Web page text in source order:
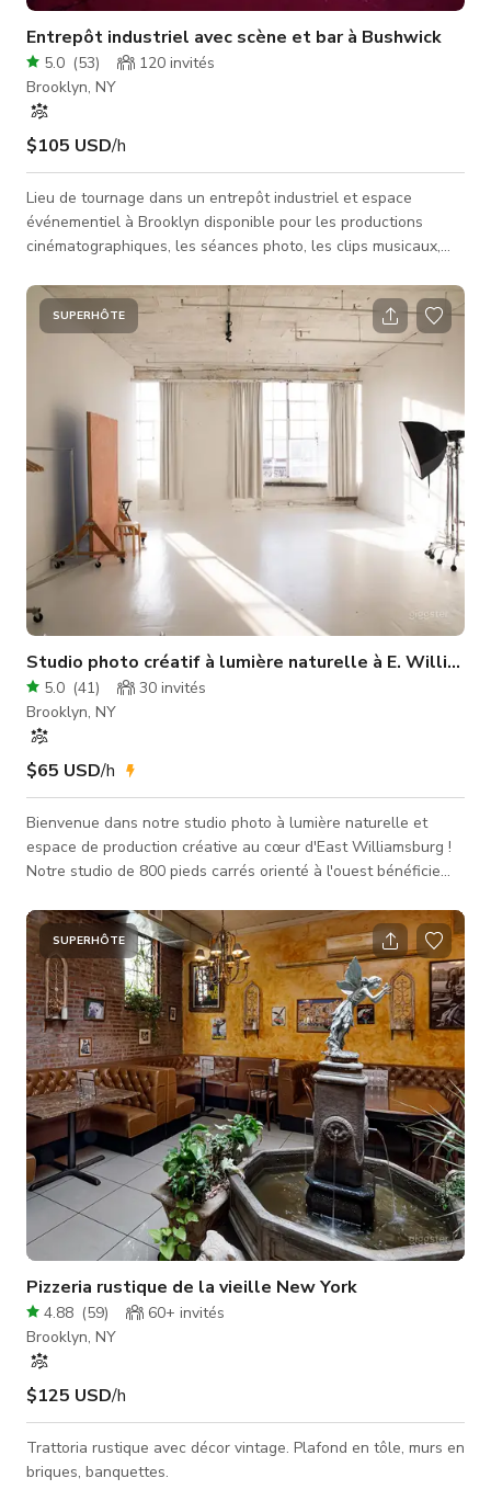
Entrepôt industriel avec scène et bar à Bushwick
5.0 (53) 120 invités
Brooklyn, NY
$105 USD/h
Lieu de tournage dans un entrepôt industriel et espace
événementiel à Brooklyn disponible pour les productions
cinématographiques, les séances photo, les clips musicaux,
direct. Cet entrepôt prêt pour la production de 4 300 pieds
carrés dispose de murs en briques apparentes, de colonnes
en acier, de hauts plafonds, d'espaces de scène flexibles et
d'un caractère industriel cinématographique idéal pour les
SUPERHÔTE
Studio photo créatif à lumière naturelle à E.
5.0 (41) 30 invités
Brooklyn, NY
$65 USD/h
Bienvenue dans notre studio photo à lumière naturelle et
espace de production créative au cœur d'East Williamsburg !
Notre studio de 800 pieds carrés orienté à l'ouest bénéficie
maisons de l'arrêt Morgan Street sur la ligne L. Vous pouvez
également accéder au studio à pied depuis les bus B57 et
B43. Notre espace unique est entièrement équipé et configuré
pour des séances photo et productions créatives de petite à
SUPERHÔTE
Pizzeria rustique de la vieille New York
4.88 (59) 60+ invités
Brooklyn, NY
$125 USD/h
Trattoria rustique avec décor vintage. Plafond en tôle, murs en
briques, banquettes.